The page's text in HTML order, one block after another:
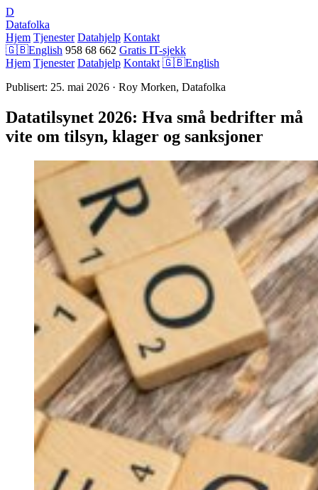
D
Datafolka
Hjem Tjenester Datahjelp Kontakt
🇬🇧English 958 68 662 Gratis IT-sjekk
Hjem Tjenester Datahjelp Kontakt 🇬🇧English
Publisert: 25. mai 2026 · Roy Morken, Datafolka
Datatilsynet 2026: Hva små bedrifter må
vite om tilsyn, klager og sanksjoner